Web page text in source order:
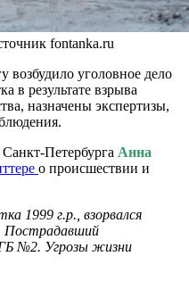
fontanka.ru
уголовное дело
в результате взрыва
назначены экспертизы,
Петербурга Анна
о происшествии и
1999 г.р., взорвался
Пострадавший
№2. Угрозы жизни